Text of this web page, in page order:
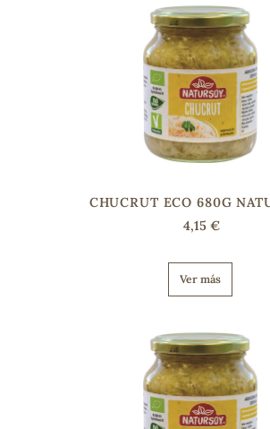
CHUCRUT ECO 680G
4,15 €
Ver más